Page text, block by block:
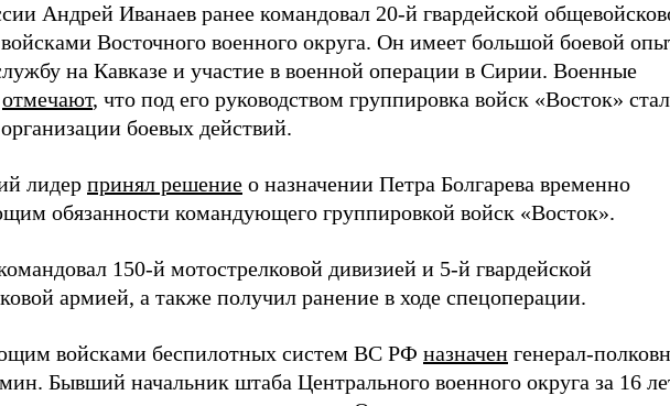
Андрей Иванаев ранее командовал 20-й гвардейской
Восточного военного округа. Он имеет большой боевой
на Кавказе и участие в военной операции в Сирии. Военные
отмечают, что под его руководством группировка войск «Восток»
боевых действий.
лидер принял решение о назначении Петра Болгарева временно
обязанности командующего группировкой войск «Восток».
150-й мотострелковой дивизией и 5-й гвардейской
армией, а также получил ранение в ходе спецоперации.
войсками беспилотных систем ВС РФ назначен генерал-
Бывший начальник штаба Центрального военного округа за 16